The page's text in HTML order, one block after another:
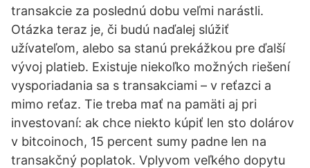
transakcie za poslednú dobu veľmi narástli.
Otázka teraz je, či budú naďalej slúžiť
užívateľom, alebo sa stanú prekážkou pre ďalší
vývoj platieb. Existuje niekoľko možných riešení
vysporiadania sa s transakciami – v reťazci a
mimo reťaz. Tie treba mať na pamäti aj pri
investovaní: ak chce niekto kúpiť len sto dolárov
v bitcoinoch, 15 percent sumy padne len na
transakčný poplatok. Vplyvom veľkého dopytu